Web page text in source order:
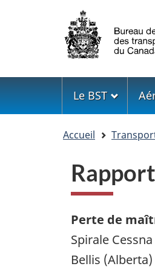
Sélection
de
la
langue
Menu
Le BST
Accueil
Perte de
Spirale Cessna
Bellis (Alberta)